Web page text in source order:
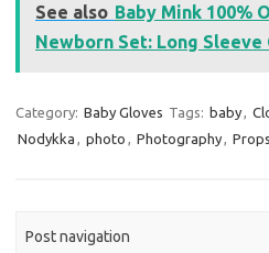
See also Baby Mink 100%
Newborn Set: Long
Category: Baby Gloves Tags: baby,
Nodykka , photo , Photography, Props
Post navigation